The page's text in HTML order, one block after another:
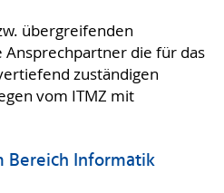
übergreifenden
die für das
zuständigen
vom ITMZ mit
Bereich Informatik